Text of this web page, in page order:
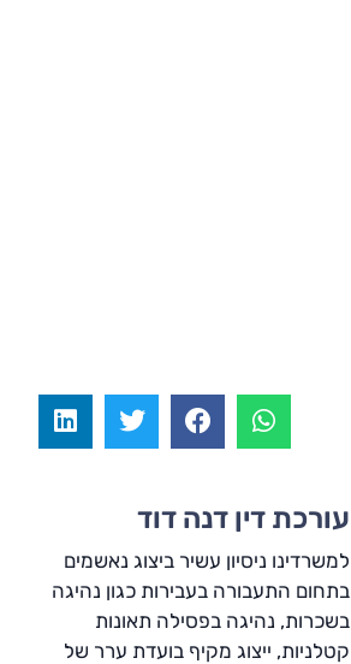
עורכת דין דנה דוד
למשרדינו ניסיון עשיר ביצוג נאשמים
בתחום התעבורה בעבירות כגון נהיגה
בשכרות, נהיגה בפסילה תאונות
קטלניות, ייצוג מקיף בועדת ערר של